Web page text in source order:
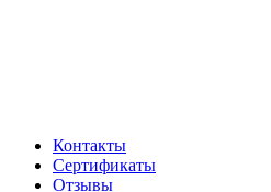
Контакты
Сертификаты
Отзывы